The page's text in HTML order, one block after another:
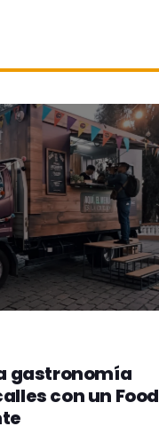
gastronomía
con un Food